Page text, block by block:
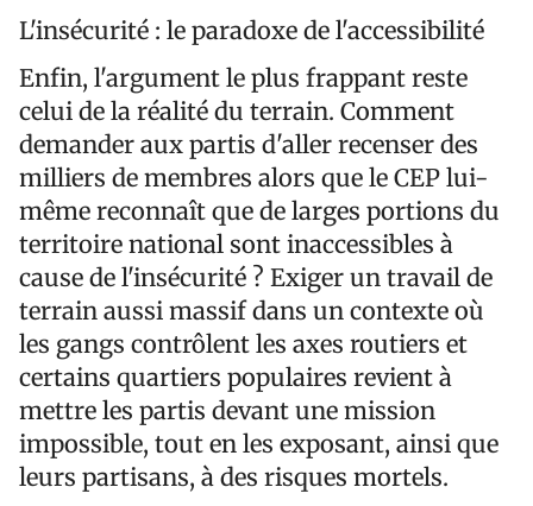
L'insécurité : le paradoxe de l'accessibilité
Enfin, l'argument le plus frappant reste
celui de la réalité du terrain. Comment
demander aux partis d'aller recenser des
milliers de membres alors que le CEP lui-
même reconnaît que de larges portions du
territoire national sont inaccessibles à
cause de l'insécurité ? Exiger un travail de
terrain aussi massif dans un contexte où
les gangs contrôlent les axes routiers et
certains quartiers populaires revient à
mettre les partis devant une mission
impossible, tout en les exposant, ainsi que
leurs partisans, à des risques mortels.